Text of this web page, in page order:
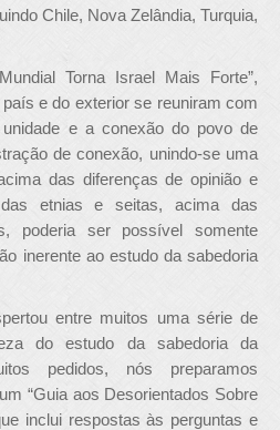
Chile, Nova Zelândia, Turquia,
Torna Israel Mais Forte”,
e do exterior se reuniram com
e a conexão do povo de
de conexão, unindo-se uma
das diferenças de opinião e
etnias e seitas, acima das
poderia ser possível somente
inerente ao estudo da sabedoria
entre muitos uma série de
do estudo da sabedoria da
pedidos, nós preparamos
“Guia aos Desorientados Sobre
inclui respostas às perguntas e